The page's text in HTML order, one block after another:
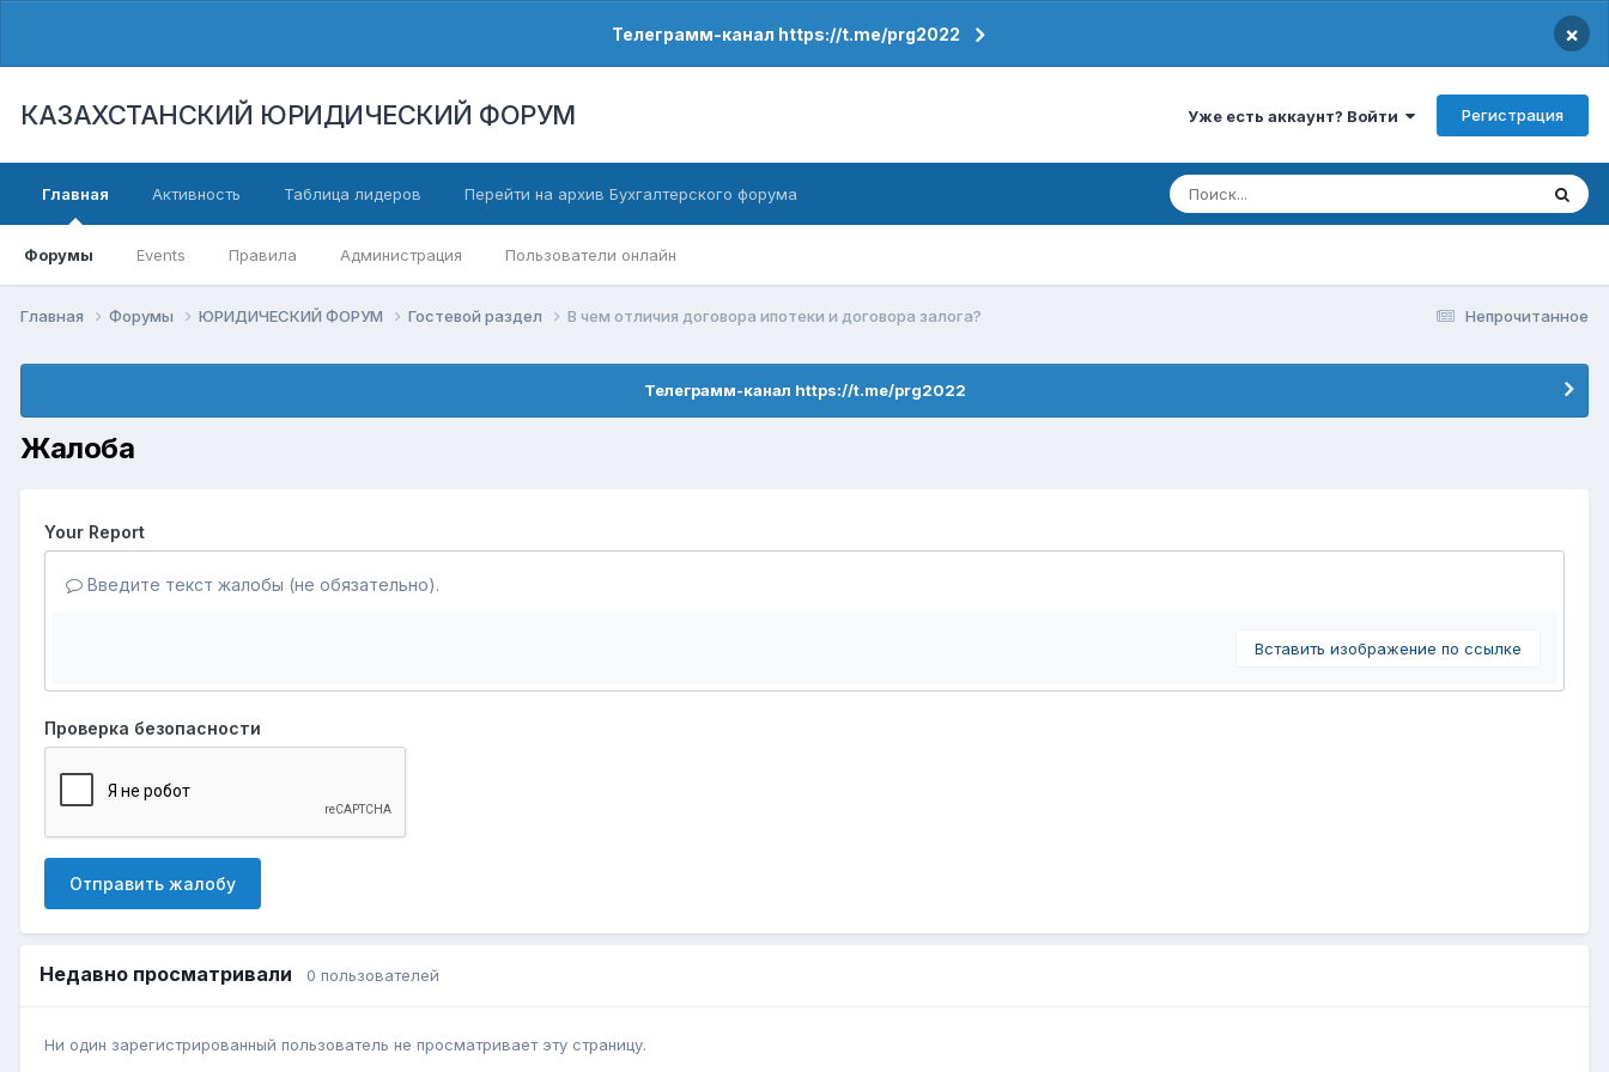
Телеграмм-канал https://t.me/prg2022 ×
КАЗАХСТАНСКИЙ ЮРИДИЧЕСКИЙ ФОРУМ Уже есть аккаунт? Войти Регистрация
Главная
Форумы Events Правила Администрация Пользователи онлайн
Активность Таблица лидеров Перейти на архив Бухгалтерского форума
Непрочитанное
Главная Форумы ЮРИДИЧЕСКИЙ ФОРУМ Гостевой раздел В чем отличия договора ипотеки и договора залога?
Телеграмм-канал https://t.me/prg2022
Жалоба
Your Report
Введите текст жалобы (не обязательно).
Вставить изображение по ссылке
Проверка безопасности
Отправить жалобу
Недавно просматривали 0 пользователей
Ни один зарегистрированный пользователь не просматривает эту страницу.